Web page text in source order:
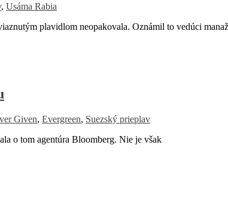
, Usáma Rabia
plavidlom neopakovala. Oznámil to vedúci
Given, Evergreen, Suezský prieplav
o tom agentúra Bloomberg. Nie je však